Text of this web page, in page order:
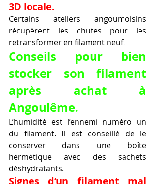
3D locale.
Certains ateliers angoumoisins
récupèrent les chutes pour les
retransformer en filament neuf.
Conseils pour bien
stocker son filament
après achat à
Angoulême.
L’humidité est l’ennemi numéro un
du filament. Il est conseillé de le
conserver dans une boîte
hermétique avec des sachets
déshydratants.
Signes d’un filament mal